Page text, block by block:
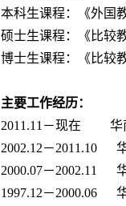
本科生课程：《外国
硕士生课程：《比较
博士生课程：《比较
主要工作经历：
2011.11－现在 华
2002.12－2011.10
2000.07－2002.11
1997.12－2000.06